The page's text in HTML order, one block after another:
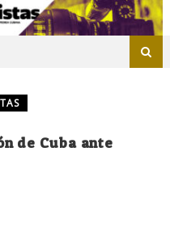
de Cuba ante